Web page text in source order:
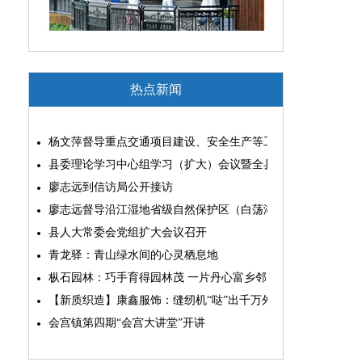
热点新闻
杨文萍督导重点交通项目建设、安全生产等工作
县委理论学习中心组学习（扩大）会议暨全县“两为”能力素质
廖志远到信访局公开接访
廖志远督导沿江湿地省级自然保护区（白荡湖片区）问题整改
县人大常委会党组扩大会议召开
青龙驿：青山绿水间的心灵栖息地
枞石园林：巧手育得园林茂 一片丹心富乡邻
【新质织造】康鑫服饰：缝纫机“哒”出千万外贸大生意
会宫镇第四期“会宫大讲堂”开讲